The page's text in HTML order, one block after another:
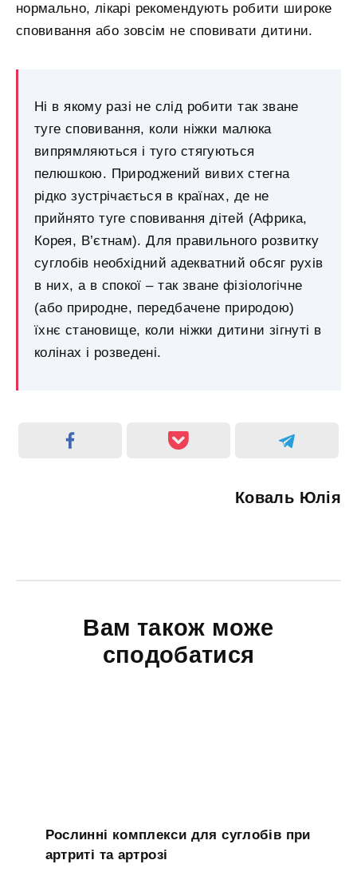
нормально, лікарі рекомендують робити широке
сповивання або зовсім не сповивати дитини.
Ні в якому разі не слід робити так зване
туге сповивання, коли ніжки малюка
випрямляються і туго стягуються
пелюшкою. Природжений вивих стегна
рідко зустрічається в країнах, де не
прийнято туге сповивання дітей (Африка,
Корея, В’єтнам). Для правильного розвитку
суглобів необхідний адекватний обсяг рухів
в них, а в спокої – так зване фізіологічне
(або природне, передбачене природою)
їхнє становище, коли ніжки дитини зігнуті в
колінах і розведені.
Коваль Юлія
Вам також може
сподобатися
Рослинні комплекси для суглобів при
артриті та артрозі